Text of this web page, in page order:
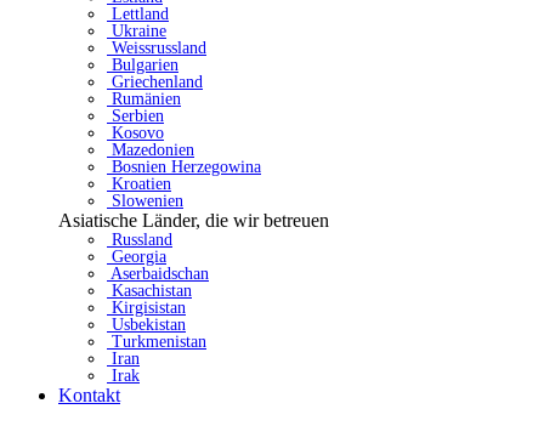
Lettland
Ukraine
Weissrussland
Bulgarien
Griechenland
Rumänien
Serbien
Kosovo
Mazedonien
Bosnien Herzegowina
Kroatien
Slowenien
Asiatische Länder, die wir betreuen
Russland
Georgia
Aserbaidschan
Kasachistan
Kirgisistan
Usbekistan
Turkmenistan
Iran
Irak
Kontakt